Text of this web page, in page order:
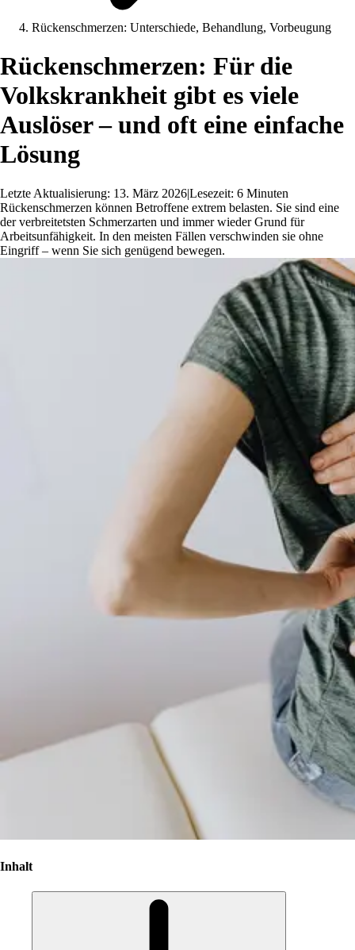
Rückenschmerzen: Unterschiede, Behandlung, Vorbeugung
Rückenschmerzen: Für die
Volkskrankheit gibt es viele
Auslöser – und oft eine einfache
Lösung
Letzte Aktualisierung: 13. März 2026|Lesezeit: 6 Minuten
Rückenschmerzen können Betroffene extrem belasten. Sie sind eine
der verbreitetsten Schmerzarten und immer wieder Grund für
Arbeitsunfähigkeit. In den meisten Fällen verschwinden sie ohne
Eingriff – wenn Sie sich genügend bewegen.
Inhalt